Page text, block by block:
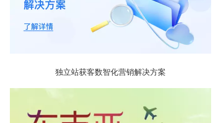
独立站获客数智化营销解决方案